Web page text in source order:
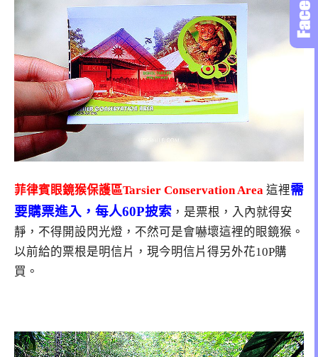
菲律賓眼鏡猴保護區Tarsier Conservation Area 這裡需
要購票進入，每人60P披索 ，是票根，入內就得安
靜，不得開設閃光燈，不然可是會嚇壞這裡的眼鏡猴。
以前給的票根是明信片，現今明信片得另外花10P購
買。